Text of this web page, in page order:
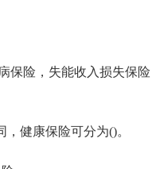
险，失能收入损失保险
健康保险可分为()。